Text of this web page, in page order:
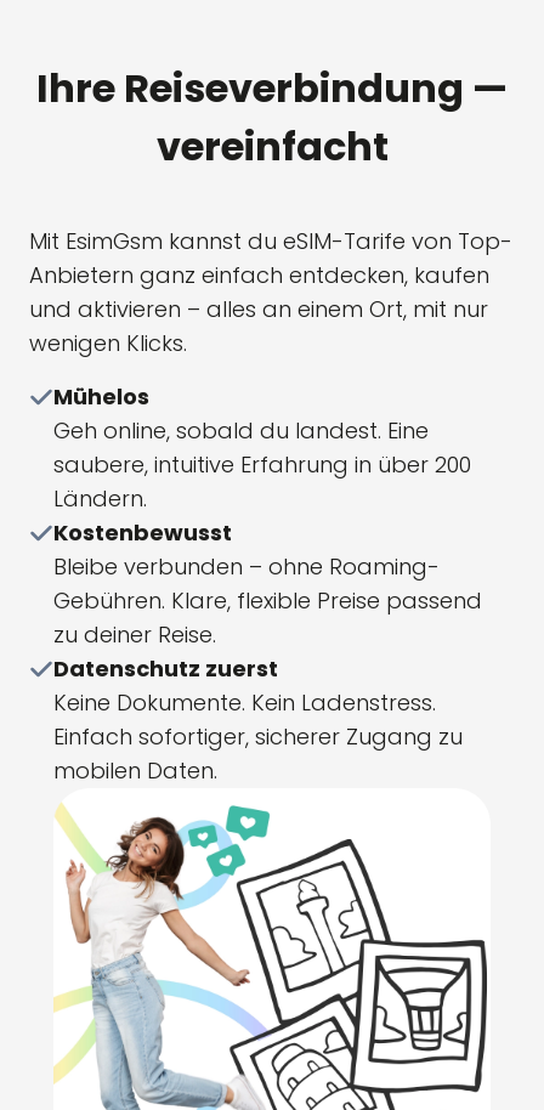
Ihre Reiseverbindung —
vereinfacht
Mit EsimGsm kannst du eSIM-Tarife von Top-
Anbietern ganz einfach entdecken, kaufen
und aktivieren – alles an einem Ort, mit nur
wenigen Klicks.
Mühelos
Geh online, sobald du landest. Eine
saubere, intuitive Erfahrung in über 200
Ländern.
Kostenbewusst
Bleibe verbunden – ohne Roaming-
Gebühren. Klare, flexible Preise passend
zu deiner Reise.
Datenschutz zuerst
Keine Dokumente. Kein Ladenstress.
Einfach sofortiger, sicherer Zugang zu
mobilen Daten.